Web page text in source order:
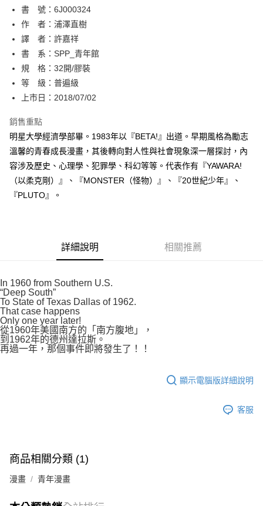
AFTEE先享後付是「在收到商品之後才付款」的支付方式。 讓您購物簡單
便利好安心！
１．簡單：不需註冊會員、不需綁卡、不需儲值。
２．便利：只要手機號碼，簡訊認證，即可結帳。
３．安心：先確認商品／服務後，再付款。
【「AFTEE先享後付」結帳流程】
１．於結帳方式選擇「AFTEE先享後付」後，將跳轉至「AFTEE先享後付」
結帳頁面，進行簡訊認證並確認金額後，即可完成結帳。
２．訂單成立數日內，您將收到繳費通知簡訊。
ATM／網路銀行／等多元方式進行付款，方視為交易完成。
※ 請注意：結帳手續完成當下不需立刻繳費，但若您需要取消訂單，請聯絡
購買商品的店家。未經商家同意取消之訂單仍視為有效，需透過AFTEE先享
後付繳納相關費用。
※ 交易是否成功請以「AFTEE先享後付 」之結帳頁面顯示為準，若有關於
是否繳費成功／繳費後需取消欲退款等相關疑問，請聯繫「AFTEE先享後付
權轉讓予恩沛科技股份有限公司。
２．關於個人資料處理事宜，請瀏覽以下網址：
https://aftee.tw/terms/#terms3
「AFTEE先享後付」，若未經同意申辦者引起之損失，本公司不負相關責
任。
４．使用「AFTEE先享後付」時，將依據個別帳號之用戶狀況，依本公司即
時審查核予不同之上限額度；若仍有額度不足之情形，本公司將視審查結果
請求用戶進行身份認證。
５．嚴禁一人註冊多個帳號或使用他人資訊註冊。若發現惡意使用之情形，
恩沛科技股份有限公司將有權停止該用戶之使用額度並採取法律行動。
ATM付款
運送方式
全家取貨付款
每筆NT$80，滿NT$500(含以上)免運費
付款後全家取貨
每筆NT$80，滿NT$500(含以上)免運費
付款後萊爾富取貨
每筆NT$80，滿NT$500(含以上)免運費
付款後7-11取貨
每筆NT$80，滿NT$500(含以上)免運費
宅配
每筆NT$100，滿NT$800(含以上)免運費
國家/地區配送
書 號：6J000324
作 者：浦澤直樹
譯 者：許嘉祥
書 系：SPP_青年館
規 格：32開/膠裝
等 級：普遍級
上市日：2018/07/02
銷售重點
明星大學經濟學部畢。1983年以『BETA!』出道。早期風格為勵志
溫馨的青春成長漫畫，其後轉向對人性與社會現象深一層探討，內
容涉及歷史、心理學、犯罪學、科幻等等。代表作有『YAWARA!
（以柔克剛）』、『MONSTER（怪物）』、『20世紀少年』、
『PLUTO』。
詳細說明 相關推薦
In 1960 from Southern U.S.
“Deep South”
To State of Texas Dallas of 1962.
That case happens
Only one year later!
從1960年美國南方的「南方腹地」，
到1962年的德州達拉斯。
再過一年，那個事件即將發生了！！
顯示電腦版詳細說明
客服
商品相關分類 (1)
漫畫 青年漫畫